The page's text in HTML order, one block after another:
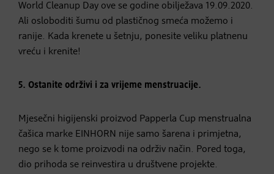
World Cleanup Day ove se godine obilježava 19.09.2020.
Ali osloboditi šumu od plastičnog smeća možemo i
ranije. Kada krenete u šetnju, ponesite veliku platnenu
vreću i krenite!
5. Ostanite održivi i za vrijeme menstruacije.
Mjesečni higijenski proizvod Papperla Cup menstrualna
čašica marke EINHORN nije samo šarena i primjetna,
nego se k tome proizvodi na održiv način. Pored toga,
dio prihoda se reinvestira u društvene projekte.